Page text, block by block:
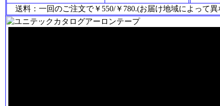
送料：一回のご注文で￥550/￥780.(お届け地域によって